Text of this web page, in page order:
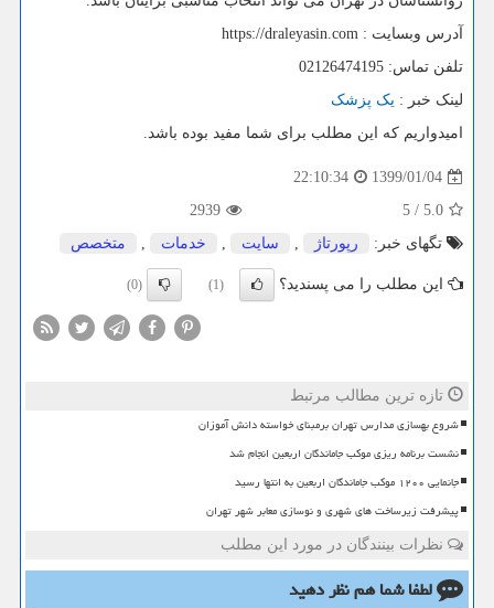
آدرس وبسایت : https://draleyasin.com
تلفن تماس: 02126474195
لینک خبر : یک پزشک
امیدواریم که این مطلب برای شما مفید بوده باشد.
1399/01/04
22:10:34
5.0
/
5
2939
تگهای خبر:
رپورتاژ , سایت , خدمات , متخصص
این مطلب را می پسندید؟ (1)
(0)
تازه ترین مطالب مرتبط
شروع بهسازی مدارس تهران برمبنای خواسته دانش آموزان
نشست برنامه ریزی موکب جاماندگان اربعین انجام شد
جانمایی ۱۲۰۰ موکب جاماندگان اربعین به انتها رسید
پیشرفت زیرساخت های شهری و نوسازی معابر شهر تهران
نظرات بینندگان در مورد این مطلب
لطفا شما همنظر دهید